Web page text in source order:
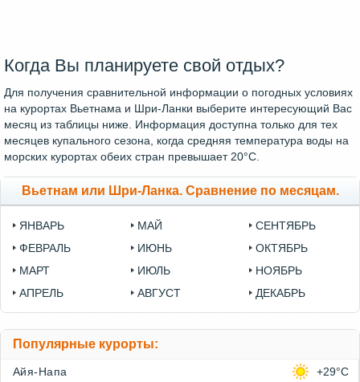
Когда Вы планируете свой отдых?
Для получения сравнительной информации о погодных условиях
на курортах Вьетнама и Шри-Ланки выберите интересующий Вас
месяц из таблицы ниже. Информация доступна только для тех
месяцев купального сезона, когда средняя температура воды на
морских курортах обеих стран превышает 20°C.
Вьетнам или Шри-Ланка. Сравнение по месяцам.
ЯНВАРЬ
ФЕВРАЛЬ
МАРТ
АПРЕЛЬ
МАЙ
ИЮНЬ
ИЮЛЬ
АВГУСТ
СЕНТЯБРЬ
ОКТЯБРЬ
НОЯБРЬ
ДЕКАБРЬ
Популярные курорты:
Айя-Напа
+29°C